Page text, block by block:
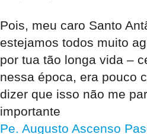
Pois, meu caro Santo
estejamos todos muito
por tua tão longa vida –
nessa época, era pouco
dizer que isso não me
importante
Pe. Augusto Ascenso